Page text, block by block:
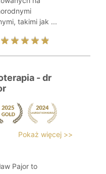
takimi jak ...
- dr
Pokaż więcej >>
Pajor to